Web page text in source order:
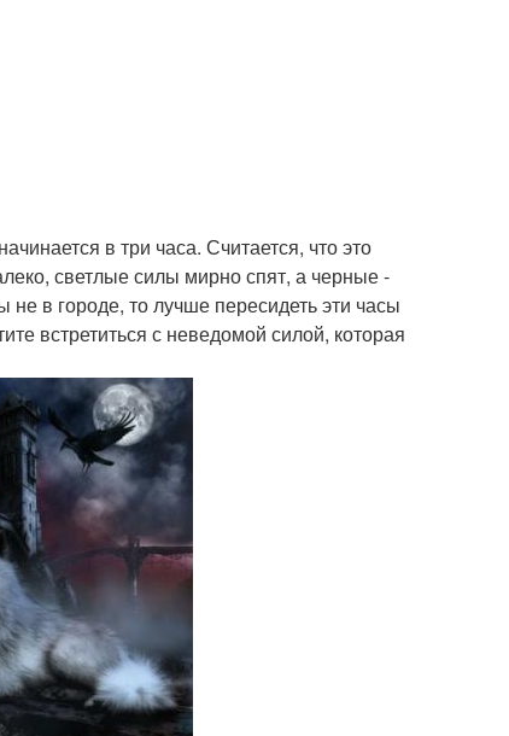
в три часа. Считается, что это
светлые силы мирно спят, а черные -
в городе, то лучше пересидеть эти часы
встретиться с неведомой силой, которая